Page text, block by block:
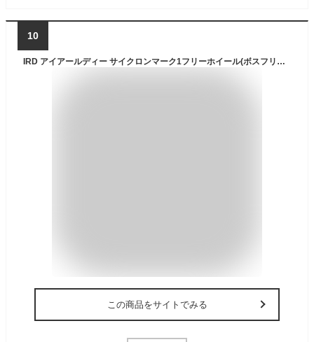
10
IRD アイアールディー サイクロンマーク1フリーホイール(ボスフリー) 6S 自転車 ロードバイク パーツ
この商品をサイトでみる